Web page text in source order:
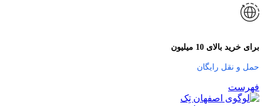
برای خرید بالای 10 میلیون
حمل و نقل رایگان
فهرست